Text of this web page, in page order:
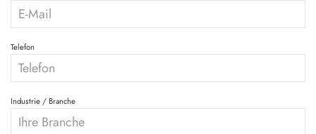
Telefon
Industrie / Branche